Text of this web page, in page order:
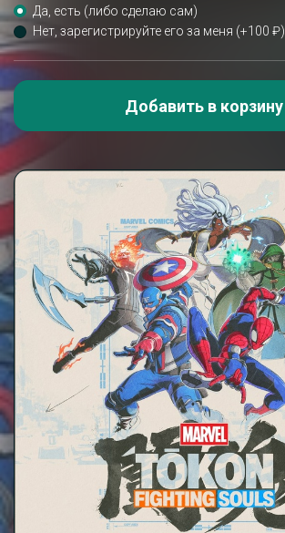
Да, есть (либо сделаю сам)
Нет, зарегистрируйте его за меня (+100 ₽)
Добавить в корзину